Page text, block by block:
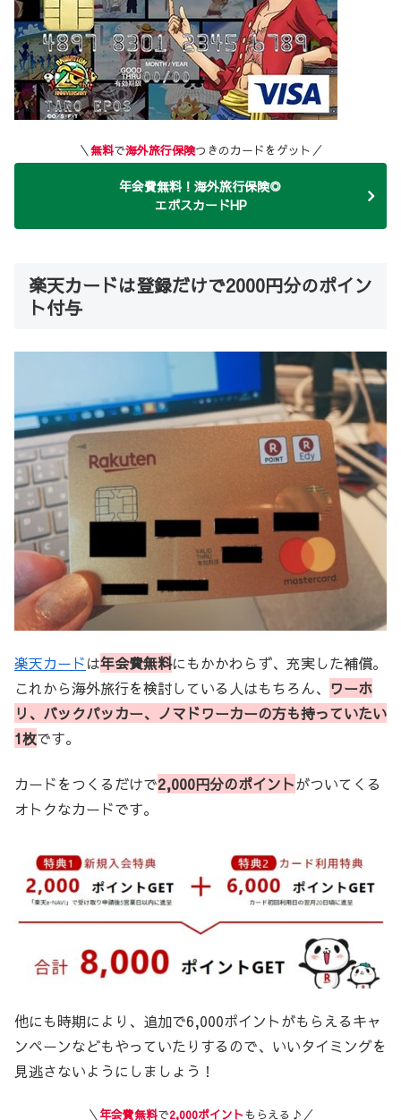
＼無料で海外旅行保険つきのカードをゲット／
年会費無料！海外旅行保険◎
エポスカードHP
楽天カードは登録だけで2000円分のポイン
ト付与
楽天カードは年会費無料にもかかわらず、充実した補償。
これから海外旅行を検討している人はもちろん、 ワーホ
リ、バックパッカー、ノマドワーカーの方も持っていたい
1枚です。
カードをつくるだけで2,000円分のポイントがついてくる
オトクなカードです。
他にも時期により、追加で6,000ポイントがもらえるキャ
ンペーンなどもやっていたりするので、いいタイミングを
見逃さないようにしましょう！
＼ 年会費無料で2,000ポイントもらえる♪／